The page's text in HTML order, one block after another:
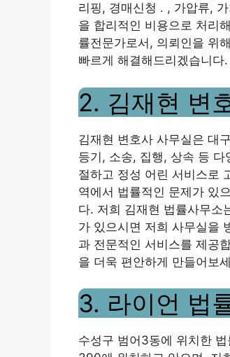
리핑, 경매신청 . , 가압류,
을 합리적인 비용으로 처리
률전문가로서, 의뢰인을 위
빠르게 해결해드리겠습니다.
2. 김재현 변
김재현 변호사 사무실은 대
등기, 소송, 집행, 상속 등
절하고 정성 어린 서비스로
역에서 법률적인 문제가 있
다. 저희 김재현 법률사무소
가 있으시면 저희 사무실을
과 전문적인 서비스를 제공
을 더욱 편안하게 만들어보
3. 라이언 법
수성구 범어3동에 위치한